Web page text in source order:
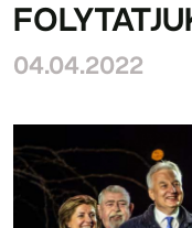
04.04.2022